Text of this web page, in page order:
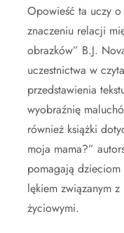
Opowieść ta uczy
znaczeniu relacji
obrazków” B.J.
uczestnictwa w
przedstawienia
wyobraźnię
również książki
moja mama?”
pomagają
lękiem związanym
życiowymi.